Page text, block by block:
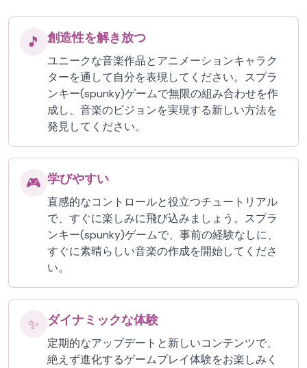
🎵 創造性を解き放つ
ユニークな音楽作品とアニメーションキャラク
ターを通して自分を表現してください。スプラ
ンキー(spunky)ゲームで無限の組み合わせを作
成し、音楽のビジョンを実現する新しい方法を
発見してください。
🎮 学びやすい
直感的なコントロールと役立つチュートリアル
で、すぐに楽しみに飛び込みましょう。スプラ
ンキー(spunky)ゲームで、事前の経験なしに、
すぐに素晴らしい音楽の作成を開始してくださ
い。
✨ ダイナミックな体験
定期的なアップデートと新しいコンテンツで、
絶えず進化するゲームプレイ体験をお楽しみく